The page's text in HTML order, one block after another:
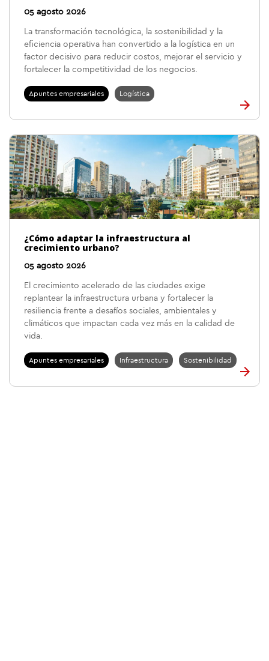
05 agosto 2026
La transformación tecnológica, la sostenibilidad y la
eficiencia operativa han convertido a la logística en un
factor decisivo para reducir costos, mejorar el servicio y
fortalecer la competitividad de los negocios.
Apuntes empresariales Logística
¿Cómo adaptar la infraestructura al
crecimiento urbano?
05 agosto 2026
El crecimiento acelerado de las ciudades exige
replantear la infraestructura urbana y fortalecer la
resiliencia frente a desafíos sociales, ambientales y
climáticos que impactan cada vez más en la calidad de
vida.
Apuntes empresariales Infraestructura Sostenibilidad